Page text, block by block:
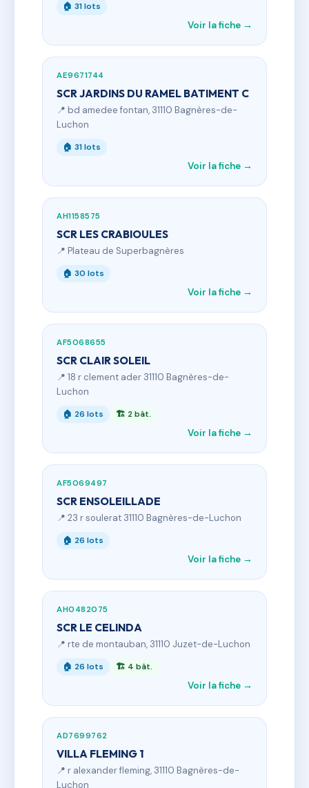
🏠 31 lots
Voir la fiche →
AE9671744
SCR JARDINS DU RAMEL BATIMENT C
📍 bd amedee fontan, 31110 Bagnères-de-
Luchon
🏠 31 lots
Voir la fiche →
AH1158575
SCR LES CRABIOULES
📍 Plateau de Superbagnères
🏠 30 lots
Voir la fiche →
AF5068655
SCR CLAIR SOLEIL
📍 18 r clement ader 31110 Bagnères-de-
Luchon
🏠 26 lots 🏗 2 bât.
Voir la fiche →
AF5069497
SCR ENSOLEILLADE
📍 23 r soulerat 31110 Bagnères-de-Luchon
🏠 26 lots
Voir la fiche →
AH0482075
SCR LE CELINDA
📍 rte de montauban, 31110 Juzet-de-Luchon
🏠 26 lots 🏗 4 bât.
Voir la fiche →
AD7699762
VILLA FLEMING 1
📍 r alexander fleming, 31110 Bagnères-de-
Luchon